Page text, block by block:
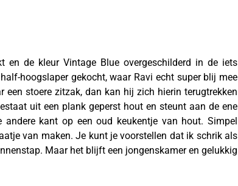
de kleur Vintage Blue overgeschilderd in de iets
hoogslaper gekocht, waar Ravi echt super blij mee
stoere zitzak, dan kan hij zich hierin terugtrekken
uit een plank geperst hout en steunt aan de ene
kant op een oud keukentje van hout. Simpel
van maken. Je kunt je voorstellen dat ik schrik als
Maar het blijft een jongenskamer en gelukkig